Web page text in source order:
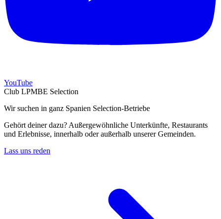
YouTube
Club LPMBE Selection
Wir suchen in ganz Spanien Selection-Betriebe
Gehört deiner dazu? Außergewöhnliche Unterkünfte, Restaurants
und Erlebnisse, innerhalb oder außerhalb unserer Gemeinden.
Lass uns reden